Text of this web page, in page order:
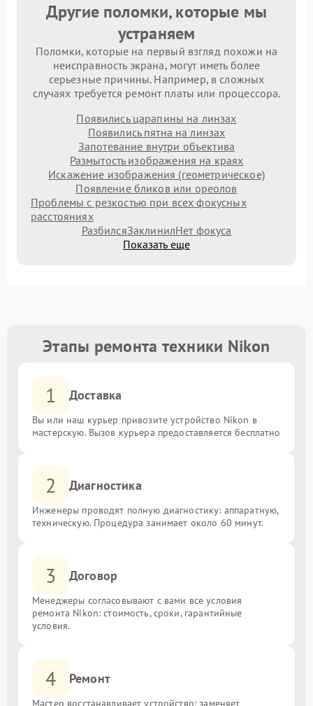
Другие поломки, которые мы
устраняем
Поломки, которые на первый взгляд похожи на
неисправность экрана, могут иметь более
серьезные причины. Например, в сложных
случаях требуется ремонт платы или процессора.
Появились царапины на линзах
Появились пятна на линзах
Запотевание внутри объектива
Размытость изображения на краях
Искажение изображения (геометрическое)
Появление бликов или ореолов
Проблемы с резкостью при всех фокусных
расстояниях
РазбилсяЗаклинилНет фокуса
Показать еще
Этапы ремонта техники Nikon
1 Доставка
Вы или наш курьер привозите устройство Nikon в
мастерскую. Вызов курьера предоставляется бесплатно
2 Диагностика
Инженеры проводят полную диагностику: аппаратную,
техническую. Процедура занимает около 60 минут.
3 Договор
Менеджеры согласовывают с вами все условия
ремонта Nikon: стоимость, сроки, гарантийные
условия.
4 Ремонт
Мастер восстанавливает устройство: заменяет